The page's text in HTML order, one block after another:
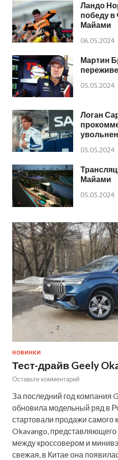
Ландо
победу в
Майами
06.05.2024
Мартин
05.05.2024
Логан
05.05.2024
Майами
05.05.2024
НОВИНКИ
Тест-драйв Geely
Оставьте комментарий
За последний год компания
обновила модельный ряд в
стартовали продажи самого
Okavango, представляющего
между кроссовером и
свежая, в Китае она